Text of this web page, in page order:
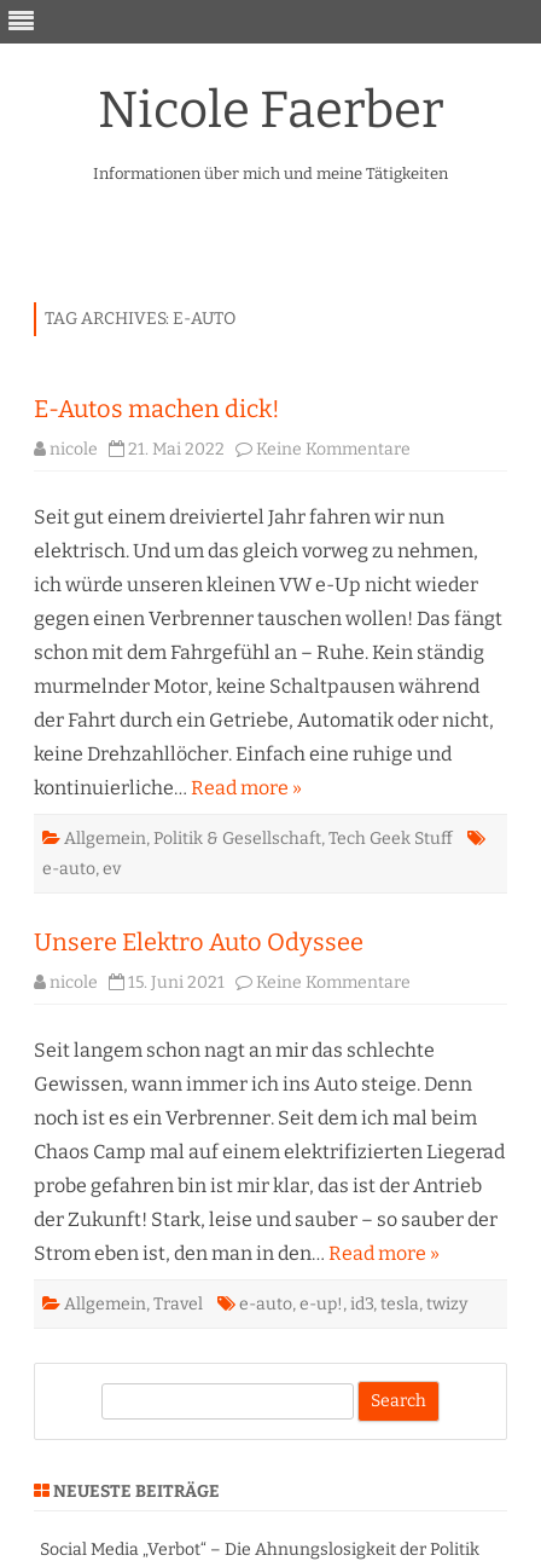
Nicole Faerber
Informationen über mich und meine Tätigkeiten
TAG ARCHIVES: E-AUTO
E-Autos machen dick!
nicole 21. Mai 2022 Keine Kommentare
dick!
Seit gut einem dreiviertel Jahr fahren wir nun
elektrisch. Und um das gleich vorweg zu nehmen,
ich würde unseren kleinen VW e-Up nicht wieder
gegen einen Verbrenner tauschen wollen! Das fängt
schon mit dem Fahrgefühl an – Ruhe. Kein ständig
murmelnder Motor, keine Schaltpausen während
der Fahrt durch ein Getriebe, Automatik oder nicht,
keine Drehzahllöcher. Einfach eine ruhige und
kontinuierliche… Read more »
Allgemein,Politik & Gesellschaft,Tech Geek Stuff
e-auto,ev
Unsere Elektro Auto Odyssee
nicole 15. Juni 2021 Keine Kommentare
Odyssee
Seit langem schon nagt an mir das schlechte
Gewissen, wann immer ich ins Auto steige. Denn
noch ist es ein Verbrenner. Seit dem ich mal beim
Chaos Camp mal auf einem elektrifizierten Liegerad
probe gefahren bin ist mir klar, das ist der Antrieb
der Zukunft! Stark, leise und sauber – so sauber der
Strom eben ist, den man in den… Read more »
Allgemein,Travel e-auto,e-up!,id3,tesla,twizy
r
h
NEUESTE BEITRÄGE
Social Media „Verbot“ – Die Ahnungslosigkeit der Politik